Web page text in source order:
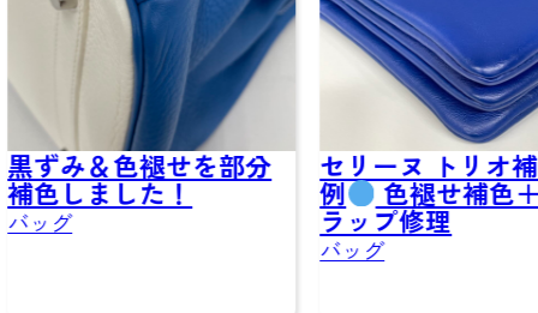
せを部分
！
セリーヌ トリオ補修事
例 色褪せ補色＋スト
ラップ修理
バ
色